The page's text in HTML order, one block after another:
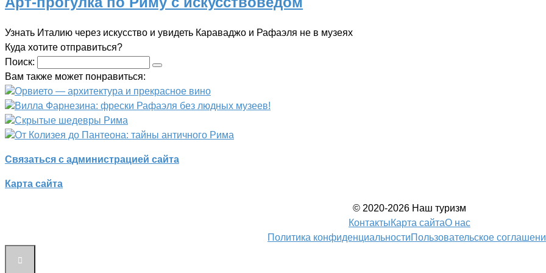
Узнать Италию через искусство и увидеть Караваджо и Рафаэля не в музеях
Куда хотите отправиться?
Поиск:
Вам также может понравиться:
Орвието — архитектура и прекрасное вино
Вилла Фарнезина: фрески Рафаэля без людных музеев!
Скрытые шедевры Рима
От Колизея до Пантеона: тайны античного Рима
Связаться с администрацией сайта
Карта сайта
© 2020-2026 Наш туризм
КонтактыКарта сайтаО нас
Политика конфиденциальностиПользовательское